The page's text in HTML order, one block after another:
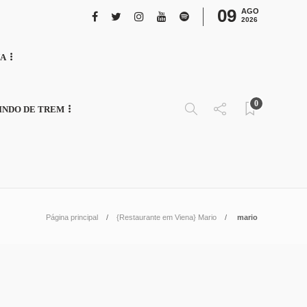
09 AGO
2026
DE TREM
0
Página principal {Restaurante em Viena} Mario mario